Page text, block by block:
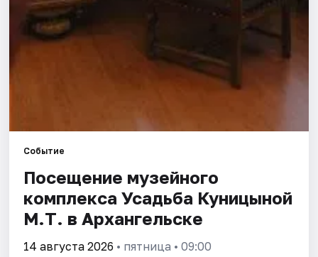
Событие
Посещение музейного
комплекса Усадьба Куницыной
М.Т. в Архангельске
14 августа 2026 • пятница • 09:00